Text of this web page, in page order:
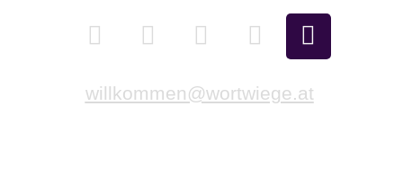
willkommen@wortwiege.at